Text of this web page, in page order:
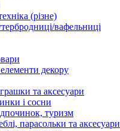
(різне)
вафельниці
декору
та аксесуари
і сосни
туризм
парасольки та аксесуари